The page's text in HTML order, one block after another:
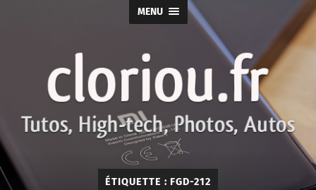
MENU
cloriou.fr
ÉTIQUETTE : FGD-212